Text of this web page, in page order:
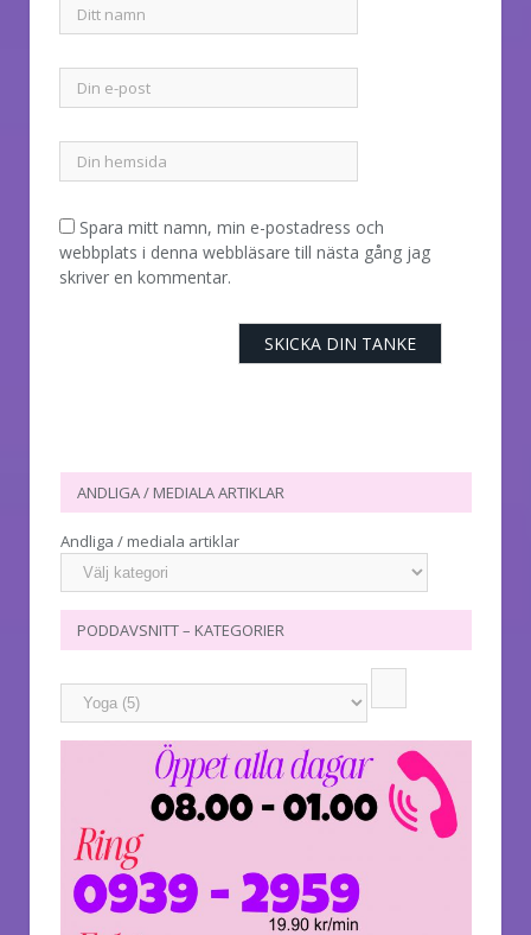
Spara mitt namn, min e-postadress och
webbplats i denna webbläsare till nästa gång jag
skriver en kommentar.
ANDLIGA / MEDIALA ARTIKLAR
Andliga / mediala artiklar
PODDAVSNITT – KATEGORIER